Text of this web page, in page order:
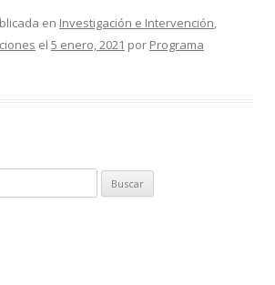
en Investigación e Intervención,
el 5 enero, 2021 por Programa